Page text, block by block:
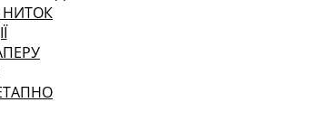
НИТОК